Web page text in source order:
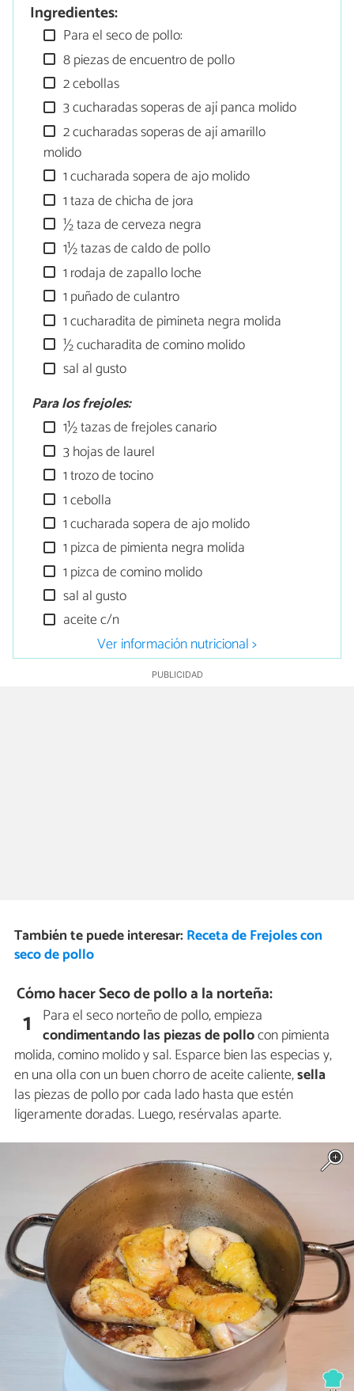
Ingredientes:
Para el seco de pollo:
8 piezas de encuentro de pollo
2 cebollas
3 cucharadas soperas de ají panca molido
2 cucharadas soperas de ají amarillo
molido
1 cucharada sopera de ajo molido
1 taza de chicha de jora
½ taza de cerveza negra
1½ tazas de caldo de pollo
1 rodaja de zapallo loche
1 puñado de culantro
1 cucharadita de pimineta negra molida
½ cucharadita de comino molido
sal al gusto
Para los frejoles:
1½ tazas de frejoles canario
3 hojas de laurel
1 trozo de tocino
1 cebolla
1 cucharada sopera de ajo molido
1 pizca de pimienta negra molida
1 pizca de comino molido
sal al gusto
aceite c/n
Ver información nutricional >
También te puede interesar: Receta de Frejoles con
seco de pollo
Cómo hacer Seco de pollo a la norteña:
1 Para el seco norteño de pollo, empieza
condimentandolas piezas depollocon pimienta
molida, comino molido y sal. Esparce bien las especias y,
en una olla con un buen chorro de aceite caliente,sella
las piezas de pollo por cada lado hasta que estén
ligeramente doradas. Luego, resérvalas aparte.